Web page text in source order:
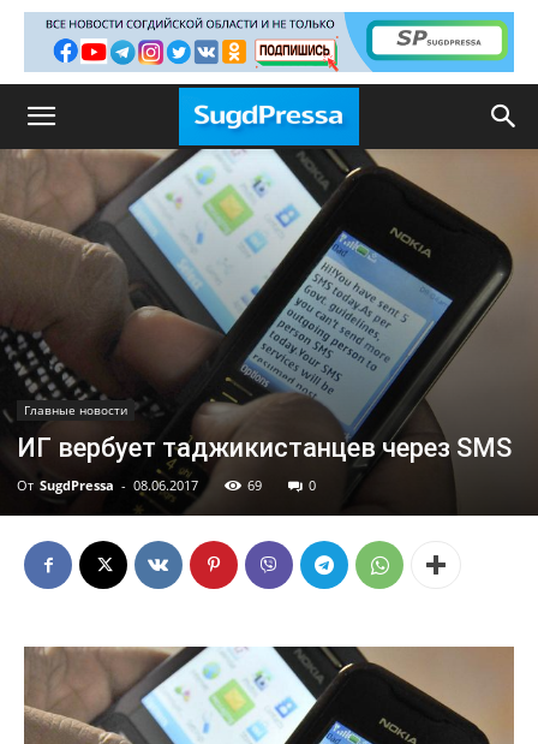
Главные новости
ИГ вербует таджикистанцев через SMS
От SugdPressa - 08.06.2017 69 0